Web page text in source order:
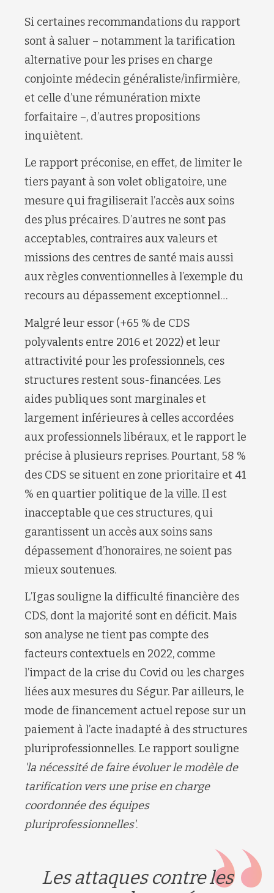
Si certaines recommandations du rapport
sont à saluer – notamment la tarification
alternative pour les prises en charge
conjointe médecin généraliste/infirmière,
et celle d’une rémunération mixte
forfaitaire –, d’autres propositions
inquiètent.
Le rapport préconise, en effet, de limiter le
tiers payant à son volet obligatoire, une
mesure qui fragiliserait l’accès aux soins
des plus précaires. D’autres ne sont pas
acceptables, contraires aux valeurs et
missions des centres de santé mais aussi
aux règles conventionnelles à l’exemple du
recours au dépassement exceptionnel…
Malgré leur essor (+65 % de CDS
polyvalents entre 2016 et 2022) et leur
attractivité pour les professionnels, ces
structures restent sous-financées. Les
aides publiques sont marginales et
largement inférieures à celles accordées
aux professionnels libéraux, et le rapport le
précise à plusieurs reprises. Pourtant, 58 %
des CDS se situent en zone prioritaire et 41
% en quartier politique de la ville. Il est
inacceptable que ces structures, qui
garantissent un accès aux soins sans
dépassement d’honoraires, ne soient pas
mieux soutenues.
L’Igas souligne la difficulté financière des
CDS, dont la majorité sont en déficit. Mais
son analyse ne tient pas compte des
facteurs contextuels en 2022, comme
l’impact de la crise du Covid ou les charges
liées aux mesures du Ségur. Par ailleurs, le
mode de financement actuel repose sur un
paiement à l’acte inadapté à des structures
pluriprofessionnelles. Le rapport souligne
'la nécessité de faire évoluer le modèle de
tarification vers une prise en charge
coordonnée des équipes
pluriprofessionnelles'.
Les attaques contre les